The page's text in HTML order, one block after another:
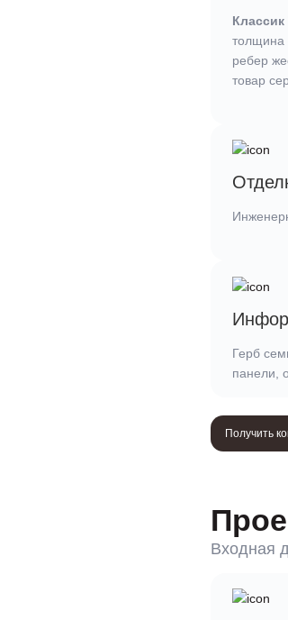
толщина
ребер
товар
Герб
панели,
Получить
Входная